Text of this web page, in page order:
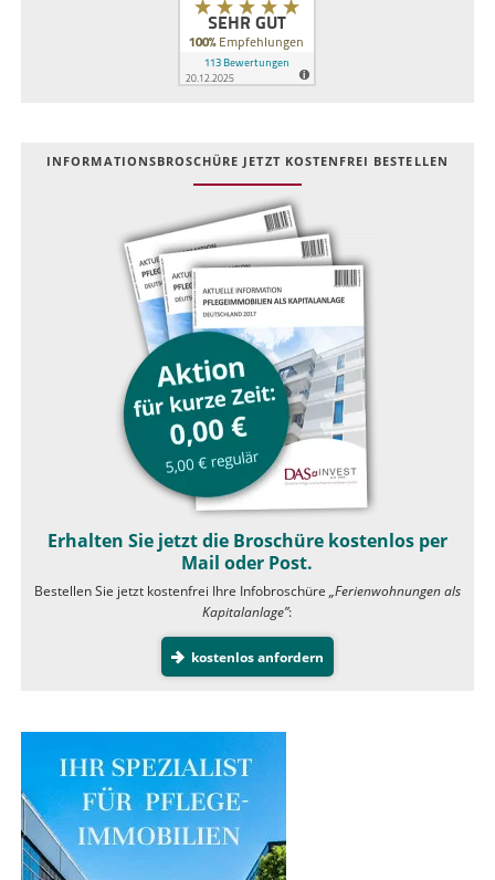
INFOR­MATIONS­BROSCHÜRE JETZT KOSTEN­FREI BESTELLEN
Erhalten Sie jetzt die Broschüre kostenlos per
Mail oder Post.
Bestellen Sie jetzt kostenfrei Ihre Infobroschüre „Ferienwohnungen als
Kapitalanlage”:
kostenlos anfordern